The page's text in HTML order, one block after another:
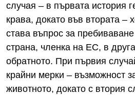
случая – в първата история
крава, докато във втората –
става въпрос за
страна, членка на ЕС, в
обратното. При първия
крайни мерки – възможност
животното, докато с втория